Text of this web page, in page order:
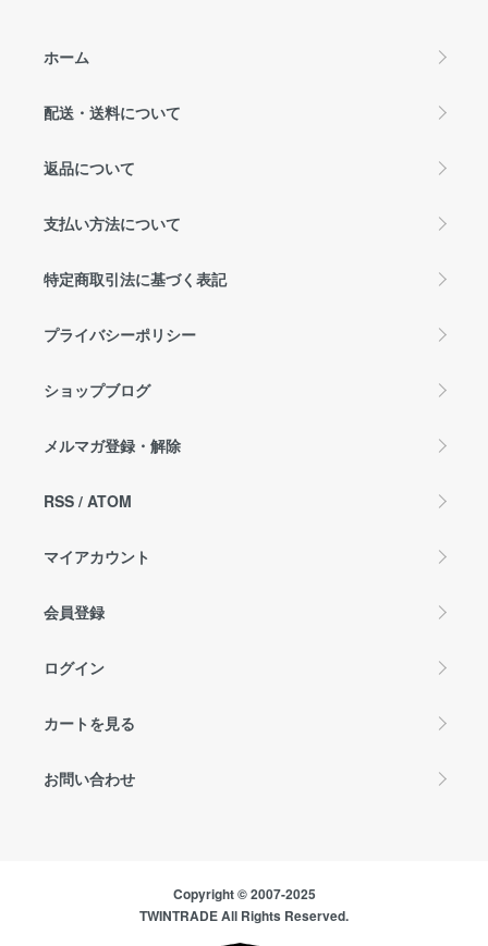
ホーム
配送・送料について
返品について
支払い方法について
特定商取引法に基づく表記
プライバシーポリシー
ショップブログ
メルマガ登録・解除
RSS / ATOM
マイアカウント
会員登録
ログイン
カートを見る
お問い合わせ
Copyright © 2007-2025
TWINTRADE All Rights Reserved.